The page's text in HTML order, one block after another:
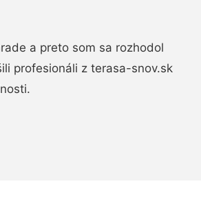
a preto som sa rozhodol
profesionáli z terasa-snov.sk